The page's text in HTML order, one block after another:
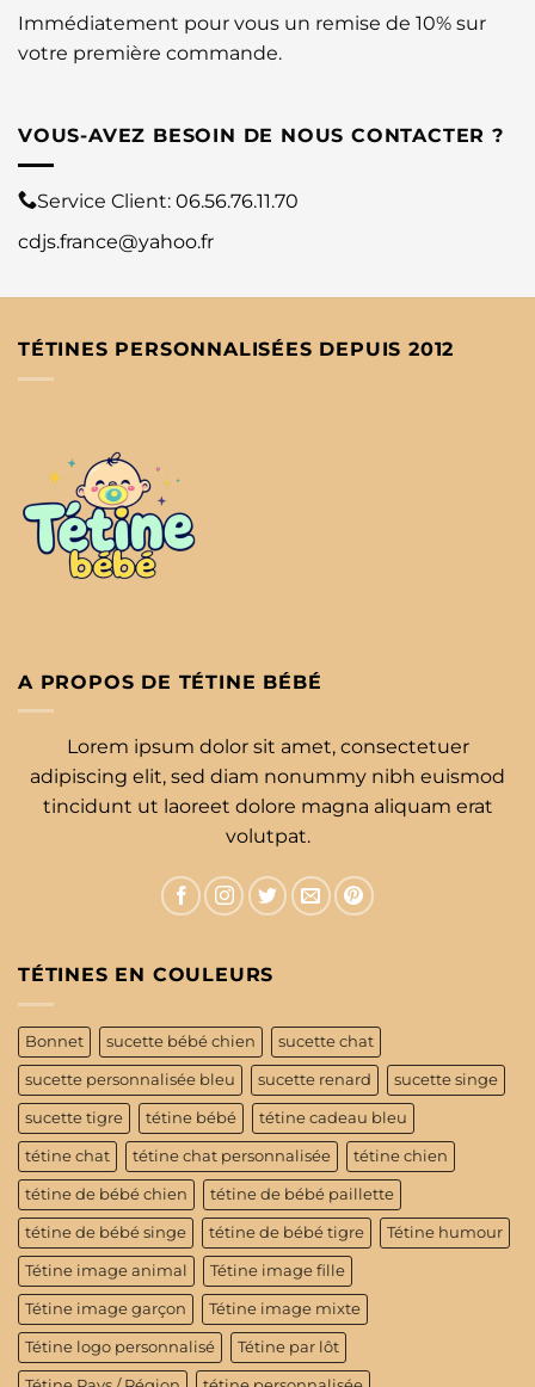
Immédiatement pour vous un remise de 10% sur
votre première commande.
VOUS-AVEZ BESOIN DE NOUS CONTACTER ?
Service Client: 06.56.76.11.70
cdjs.france@yahoo.fr
TÉTINES PERSONNALISÉES DEPUIS 2012
A PROPOS DE TÉTINE BÉBÉ
Lorem ipsum dolor sit amet, consectetuer
adipiscing elit, sed diam nonummy nibh euismod
tincidunt ut laoreet dolore magna aliquam erat
volutpat.
TÉTINES EN COULEURS
Bonnet sucette bébé chien sucette chat
sucette personnalisée bleu sucette renard sucette singe
sucette tigre tétine bébé tétine cadeau bleu
tétine chat tétine chat personnalisée tétine chien
tétine de bébé chien tétine de bébé paillette
tétine de bébé singe tétine de bébé tigre Tétine humour
Tétine image animal Tétine image fille
Tétine image garçon Tétine image mixte
Tétine logo personnalisé Tétine par lôt